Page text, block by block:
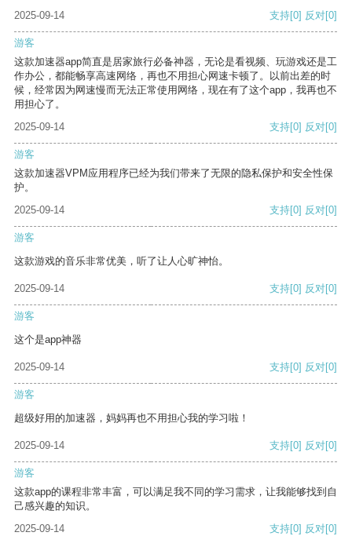
2025-09-14
支持[0] 反对[0]
游客
这款加速器app简直是居家旅行必备神器，无论是看视频、玩游戏还是工
作办公，都能畅享高速网络，再也不用担心网速卡顿了。以前出差的时
候，经常因为网速慢而无法正常使用网络，现在有了这个app，我再也不
用担心了。
2025-09-14
支持[0] 反对[0]
游客
这款加速器VPM应用程序已经为我们带来了无限的隐私保护和安全性保
护。
2025-09-14
支持[0] 反对[0]
游客
这款游戏的音乐非常优美，听了让人心旷神怡。
2025-09-14 支持[0] 反对[0]
游客
这个是app神器
2025-09-14 支持[0] 反对[0]
游客
超级好用的加速器，妈妈再也不用担心我的学习啦！
2025-09-14 支持[0] 反对[0]
游客
这款app的课程非常丰富，可以满足我不同的学习需求，让我能够找到自
己感兴趣的知识。
2025-09-14
支持[0] 反对[0]